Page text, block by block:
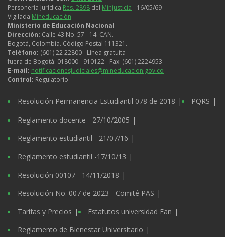
Personería Jurídica Res. 2898 del Minjusticia - 16/05/69
Vigilada Mineducación
Ministerio de Educación Nacional
Dirección: Calle 43 No. 57 - 14. CAN.
Bogotá, Colombia. Código Postal 111321.
Teléfono: (601) 22 22800 - Línea gratuita
fuera de Bogotá: 018000 - 910122 - Fax: (601) 2224953
E-mail: notificacionesjudiciales@mineducacion.gov.co
Control: Regulatorio
Legales
Resolución Permanencia Estudiantil 078 de 2018
PQRS
Reglamento docente - 27/10/2005
Reglamento estudiantil - 21/07/16
Reglamento estudiantil -17/10/13
Resolución 00107 - 14/11/2018
Resolución No. 007 de 2023 - Comité PAS
Tarifas y Precios
Estatutos universidad Ean
Reglamento de Bienestar Universitario